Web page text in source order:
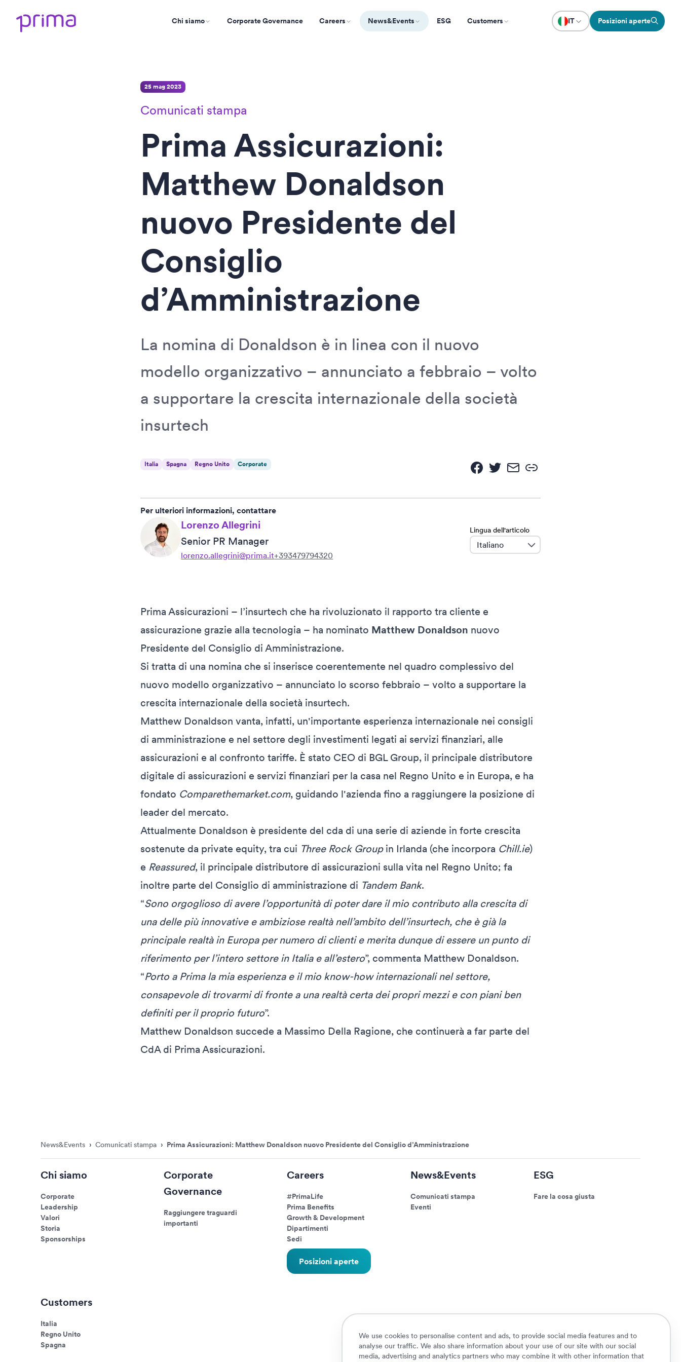
We use cookies to personalise content and ads, to provide social media features and to
analyse our traffic. We also share information about your use of our site with our social
media, advertising and analytics partners who may combine it with other information that
Chi siamo Corporate Governance Careers News&Events ESG Customers IT Posizioni aperte
25 mag 2023
Comunicati stampa
Prima Assicurazioni:
Matthew Donaldson
nuovo Presidente del
Consiglio
d’Amministrazione
La nomina di Donaldson è in linea con il nuovo
modello organizzativo – annunciato a febbraio – volto
a supportare la crescita internazionale della società
insurtech
Italia Spagna Regno Unito Corporate
Per ulteriori informazioni, contattare
Lorenzo Allegrini
Senior PR Manager
lorenzo.allegrini@prima.it+393479794320
Lingua dell'articolo
language
Prima Assicurazioni – l’insurtech che ha rivoluzionato il rapporto tra cliente e
assicurazione grazie alla tecnologia – ha nominato Matthew Donaldson nuovo
Presidente del Consiglio di Amministrazione.
Si tratta di una nomina che si inserisce coerentemente nel quadro complessivo del
nuovo modello organizzativo – annunciato lo scorso febbraio – volto a supportare la
crescita internazionale della società insurtech.
Matthew Donaldson vanta, infatti, un'importante esperienza internazionale nei consigli
di amministrazione e nel settore degli investimenti legati ai servizi finanziari, alle
assicurazioni e al confronto tariffe. È stato CEO di BGL Group, il principale distributore
digitale di assicurazioni e servizi finanziari per la casa nel Regno Unito e in Europa, e ha
fondato Comparethemarket.com, guidando l'azienda fino a raggiungere la posizione di
leader del mercato.
Attualmente Donaldson è presidente del cda di una serie di aziende in forte crescita
sostenute da private equity, tra cui Three Rock Groupin Irlanda (che incorpora Chill.ie)
e Reassured, il principale distributore di assicurazioni sulla vita nel Regno Unito; fa
inoltre parte del Consiglio di amministrazione di Tandem Bank.
“Sono orgoglioso di avere l’opportunità di poter dare il mio contributo alla crescita di
una delle più innovative e ambiziose realtà nell’ambito dell’insurtech, che è già la
principale realtà in Europa per numero di clienti e merita dunque di essere un punto di
riferimento per l’intero settore in Italia e all’estero”, commenta Matthew Donaldson.
“Porto a Prima la mia esperienza e il mio know-how internazionali nel settore,
consapevole di trovarmi di fronte a una realtà certa dei propri mezzi e con piani ben
definiti per il proprio futuro”.
Matthew Donaldson succede a Massimo Della Ragione, che continuerà a far parte del
CdA di Prima Assicurazioni.
News&Events › Comunicati stampa › Prima Assicurazioni: Matthew Donaldson nuovo Presidente del Consiglio d’Amministrazione
Chi siamo
Corporate
Leadership
Valori
Storia
Sponsorships
Corporate
Governance
Raggiungere traguardi
importanti
Careers
#PrimaLife
Prima Benefits
Growth & Development
Dipartimenti
Sedi
Posizioni aperte
News&Events
Comunicati stampa
Eventi
ESG
Fare la cosa giusta
Customers
Italia
Regno Unito
Spagna